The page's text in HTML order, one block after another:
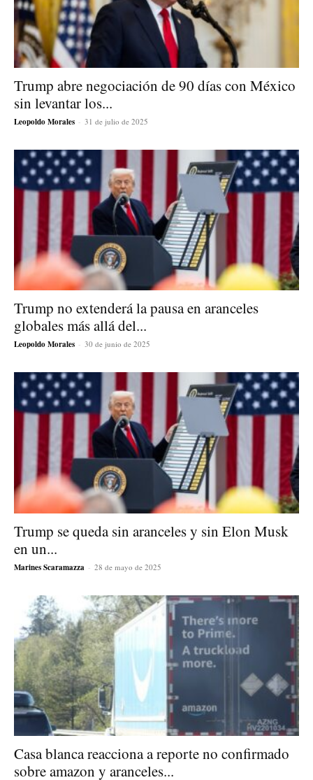
Trump abre negociación de 90 días con México
sin levantar los...
Leopoldo Morales - 31 de julio de 2025
Trump no extenderá la pausa en aranceles
globales más allá del...
Leopoldo Morales - 30 de junio de 2025
Trump se queda sin aranceles y sin Elon Musk
en un...
Marines Scaramazza - 28 de mayo de 2025
Casa blanca reacciona a reporte no confirmado
sobre amazon y aranceles...